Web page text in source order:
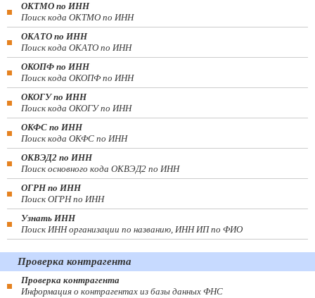
ОКТМО по ИНН
Поиск кода ОКТМО по ИНН
ОКАТО по ИНН
Поиск кода ОКАТО по ИНН
ОКОПФ по ИНН
Поиск кода ОКОПФ по ИНН
ОКОГУ по ИНН
Поиск кода ОКОГУ по ИНН
ОКФС по ИНН
Поиск кода ОКФС по ИНН
ОКВЭД2 по ИНН
Поиск основного кода ОКВЭД2 по ИНН
ОГРН по ИНН
Поиск ОГРН по ИНН
Узнать ИНН
Поиск ИНН организации по названию, ИНН ИП по ФИО
Проверка контрагента
Проверка контрагента
Информация о контрагентах из базы данных ФНС